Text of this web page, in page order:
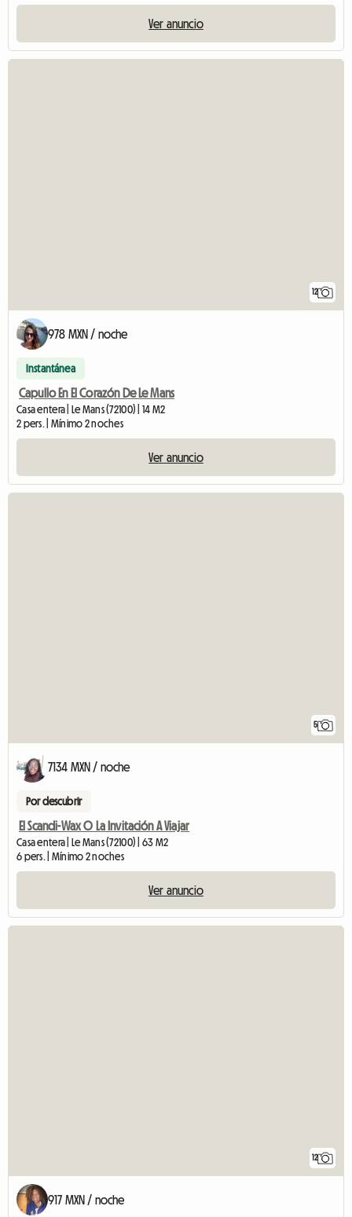
Ver anuncio
12
978 MXN / noche
Instantánea
Capullo En El Corazón De Le Mans
Casa entera | Le Mans (72100) | 14 M2
2 pers. | Mínimo 2 noches
Ver anuncio
5
7134 MXN / noche
Por descubrir
El Scandi-Wax O La Invitación A Viajar
Casa entera | Le Mans (72100) | 63 M2
6 pers. | Mínimo 2 noches
Ver anuncio
12
917 MXN / noche